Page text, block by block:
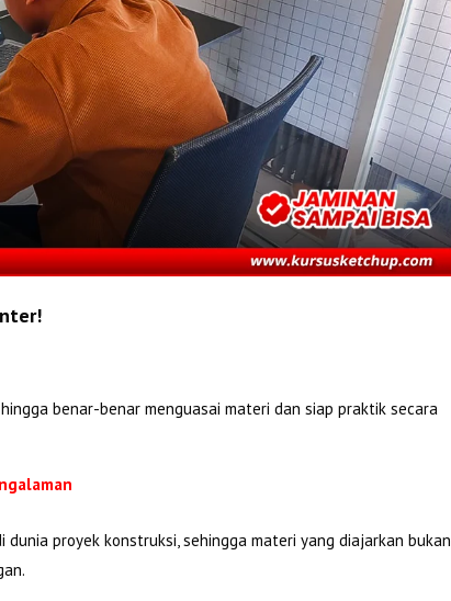
benar-benar menguasai materi dan siap praktik secara
proyek konstruksi, sehingga materi yang diajarkan bukan